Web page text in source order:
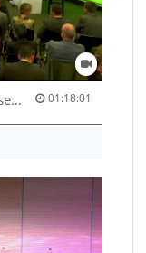
09-ICF26-Session-06-Tackling-causes-of-crises-not-symptoms-53529531690001791 01:18:01